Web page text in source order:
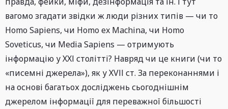
вагомо згадати звідки ж люди різних типів — чи то
Homo Sapiens, чи Homo ex Machina, чи Homo
Soveticus, чи Media Sapiens — отримують
інформацію у ХХІ столітті? Навряд чи це книги (чи то
«писемні джерела»), як у ХVІІ ст. За переконаннями і
на основі багатьох досліджень сьогоднішнім
джерелом інформації для переважної більшості